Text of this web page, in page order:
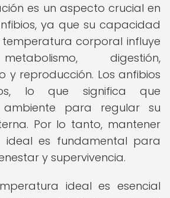
es un aspecto crucial en
ya que su capacidad
corporal influye
digestión,
y reproducción. Los anfibios
lo que significa que
para regular su
Por lo tanto, mantener
ideal es fundamental para
y supervivencia.
ideal es esencial